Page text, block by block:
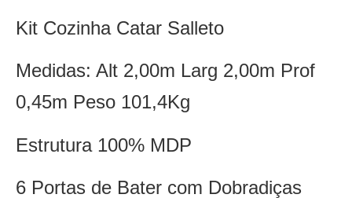
Kit Cozinha Catar Salleto
Medidas: Alt 2,00m Larg 2,00m Prof
0,45m Peso 101,4Kg
Estrutura 100% MDP
6 Portas de Bater com Dobradiças